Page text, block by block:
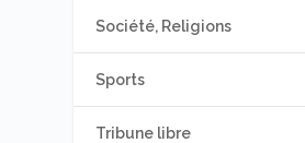
Société, Religions
Sports
Tribune libre